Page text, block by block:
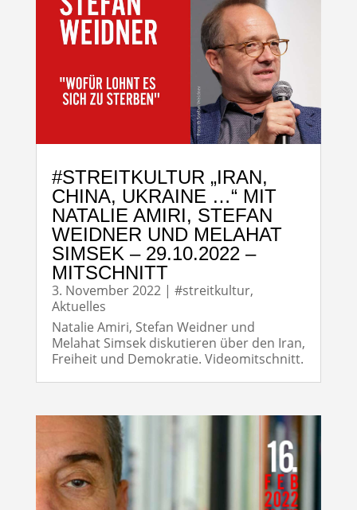
#STREITKULTUR „IRAN,
CHINA, UKRAINE …“ MIT
NATALIE AMIRI, STEFAN
WEIDNER UND MELAHAT
SIMSEK – 29.10.2022 –
MITSCHNITT
3. November 2022| #streitkultur,
Aktuelles
Natalie Amiri, Stefan Weidner und
Melahat Simsek diskutieren über den Iran,
Freiheit und Demokratie. Videomitschnitt.